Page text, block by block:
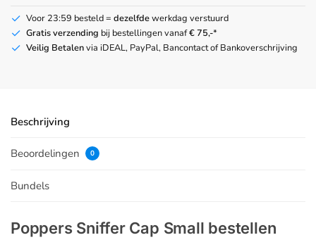
Voor 23:59 besteld = dezelfdewerkdag verstuurd
Gratis verzending bij bestellingen vanaf€ 75,-*
Veilig Betalenvia iDEAL, PayPal, Bancontact of Bankoverschrijving
Beschrijving
Beoordelingen 0
Bundels
Poppers Sniffer Cap Small bestellen